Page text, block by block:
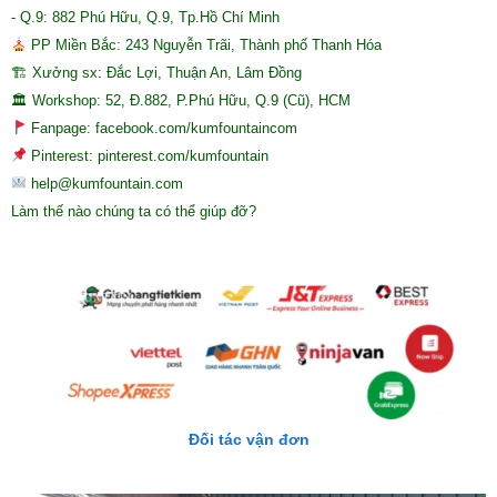
- Q.9: 882 Phú Hữu, Q.9, Tp.Hồ Chí Minh
PP Miền Bắc: 243 Nguyễn Trãi, Thành phố Thanh Hóa
🏗 Xưởng sx: Đắc Lợi, Thuận An, Lâm Đồng
🏛 Workshop: 52, Đ.882, P.Phú Hữu, Q.9 (Cũ), HCM
Fanpage: facebook.com/kumfountaincom
Pinterest: pinterest.com/kumfountain
help@kumfountain.com
Làm thế nào chúng ta có thể giúp đỡ?
Đối tác vận đơn